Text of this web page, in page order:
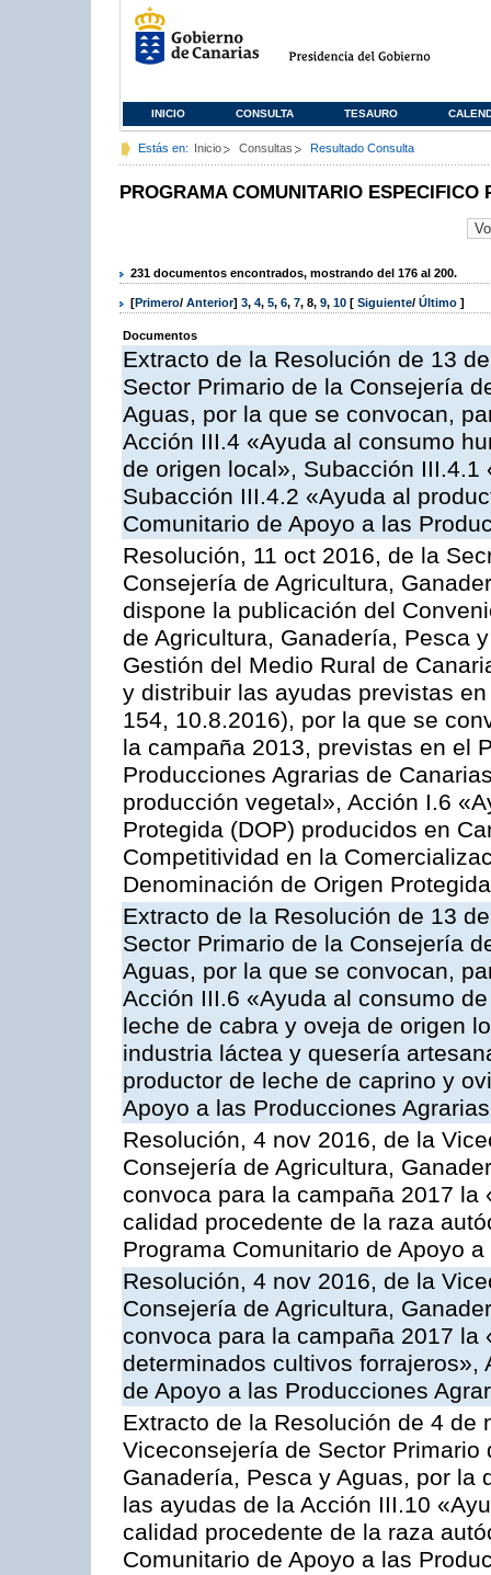
INICIO CONSULTA TESAURO
Estás en: Inicio Consultas Resultado Consulta
PROGRAMA COMUNITARIO ESPECIFICO
231 documentos encontrados, mostrando del 176 al 200.
[Primero/ Anterior] 3, 4, 5, 6, 7, 8, 9, 10 [ Siguiente/ Último ]
Documentos
Extracto de la Resolución de 13
Sector Primario de la Consejería
Aguas, por la que se convocan,
Acción III.4 «Ayuda al consumo
de origen local», Subacción
Subacción III.4.2 «Ayuda al
Comunitario de Apoyo a las
Resolución, 11 oct 2016, de la
Consejería de Agricultura,
dispone la publicación del
de Agricultura, Ganadería, Pesca
Gestión del Medio Rural de
y distribuir las ayudas previstas
154, 10.8.2016), por la que se
la campaña 2013, previstas en el
Producciones Agrarias de
producción vegetal», Acción I.6
Protegida (DOP) producidos en
Competitividad en la
Denominación de Origen
Extracto de la Resolución de 13
Sector Primario de la Consejería
Aguas, por la que se convocan,
Acción III.6 «Ayuda al consumo
leche de cabra y oveja de origen
industria láctea y quesería
productor de leche de caprino y
Apoyo a las Producciones
Resolución, 4 nov 2016, de la
Consejería de Agricultura,
convoca para la campaña 2017
calidad procedente de la raza
Programa Comunitario de Apoyo
Resolución, 4 nov 2016, de la
Consejería de Agricultura,
convoca para la campaña 2017 la
determinados cultivos forrajeros»,
de Apoyo a las Producciones
Extracto de la Resolución de 4 de
Viceconsejería de Sector
Ganadería, Pesca y Aguas, por la
las ayudas de la Acción III.10
calidad procedente de la raza
Comunitario de Apoyo a las